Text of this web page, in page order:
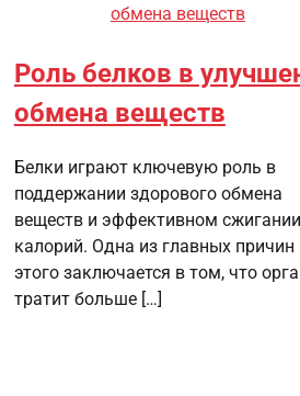
обмена веществ
Роль белков в
обмена веществ
Белки играют ключевую роль в
поддержании здорового обмена
веществ и эффективном сжигании
калорий. Одна из главных причин
этого заключается в том, что
тратит больше […]